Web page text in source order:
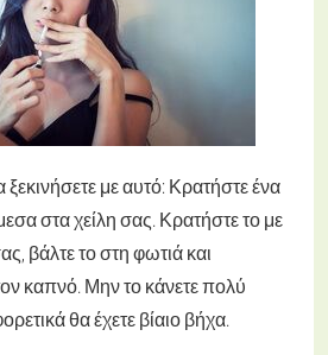
με αυτό: Κρατήστε ένα
στα χείλη σας. Κρατήστε το με
βάλτε το στη φωτιά και
καπνό. Μην το κάνετε πολύ
θα έχετε βίαιο βήχα.